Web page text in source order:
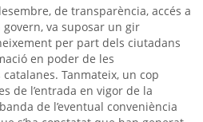
de transparència, accés a
va suposar un gir
per part dels ciutadans
en poder de les
Tanmateix, un cop
de l’entrada en vigor de la
de l’eventual conveniència